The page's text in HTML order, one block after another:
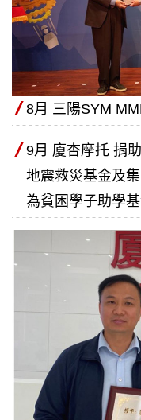
8月 三陽SYM
9月 廈杏摩托 捐
地震救災基金及
為貧困學子助學